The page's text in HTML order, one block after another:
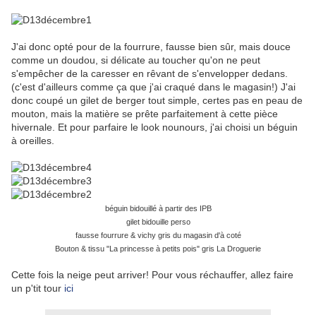
J'ai donc opté pour de la fourrure, fausse bien sûr, mais douce
comme un doudou, si délicate au toucher qu'on ne peut
s'empêcher de la caresser en rêvant de s'envelopper dedans.
(c'est d'ailleurs comme ça que j'ai craqué dans le magasin!) J'ai
donc coupé un gilet de berger tout simple, certes pas en peau de
mouton, mais la matière se prête parfaitement à cette pièce
hivernale. Et pour parfaire le look nounours, j'ai choisi un béguin
à oreilles.
béguin bidouillé à partir des IPB
gilet bidouille perso
fausse fourrure & vichy gris du magasin d'à coté
Bouton & tissu "La princesse à petits pois" gris La Droguerie
Cette fois la neige peut arriver! Pour vous réchauffer, allez faire
un p'tit tour ici